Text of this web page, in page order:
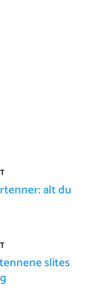
alt du
slites